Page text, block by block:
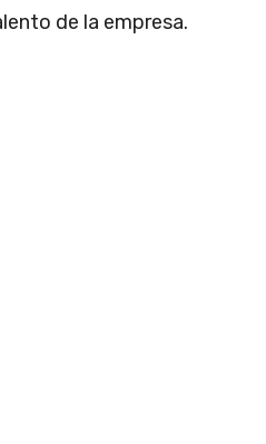
de la empresa.